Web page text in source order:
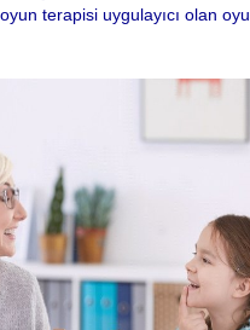
terapisi uygulayıcı olan